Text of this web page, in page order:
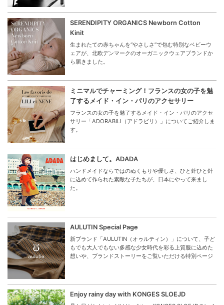
SERENDIPITY ORGANICS Newborn Cotton
Kinit
生まれたての赤ちゃんを“やさしさ”で包む特別なベビーウ
ェアが、北欧デンマークのオーガニックウェアブランドか
ら届きました。
ミニマルでチャーミング！フランスの女の子を魅
了するメイド・イン・パリのアクセサリー
フランスの女の子を魅了するメイド・イン・パリのアクセ
サリー「ADORABILI（アドラビリ）」についてご紹介しま
す。
はじめまして。ADADA
ハンドメイドならではのぬくもりや優しさ、ひと針ひと針
に込めて作られた素敵な子たちが、日本にやって来まし
た。
AULUTIN Special Page
新ブランド「AULUTIN（オゥルティン）」について、子ど
もでも大人でもない多感な少女時代を彩る上質服に込めた
想いや、ブランドストーリーをご覧いただける特別ページ
Enjoy rainy day with KONGES SLOEJD